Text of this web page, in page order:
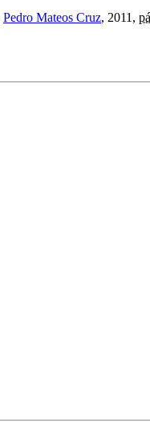
Pedro Mateos Cruz, 2011,